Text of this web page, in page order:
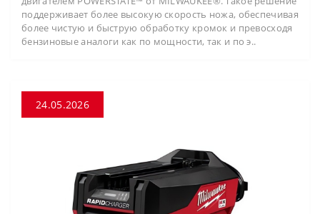
поддерживает более высокую скорость ножа, обеспечивая
более чистую и быструю обработку кромок и превосходя
бензиновые аналоги как по мощности, так и по э..
24.05.2026